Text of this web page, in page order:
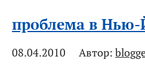
проблема в Нью-
08.04.2010 Автор: